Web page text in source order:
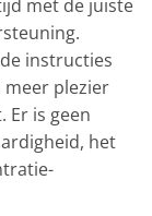
met de juiste
instructies
meer plezier
Er is geen
het